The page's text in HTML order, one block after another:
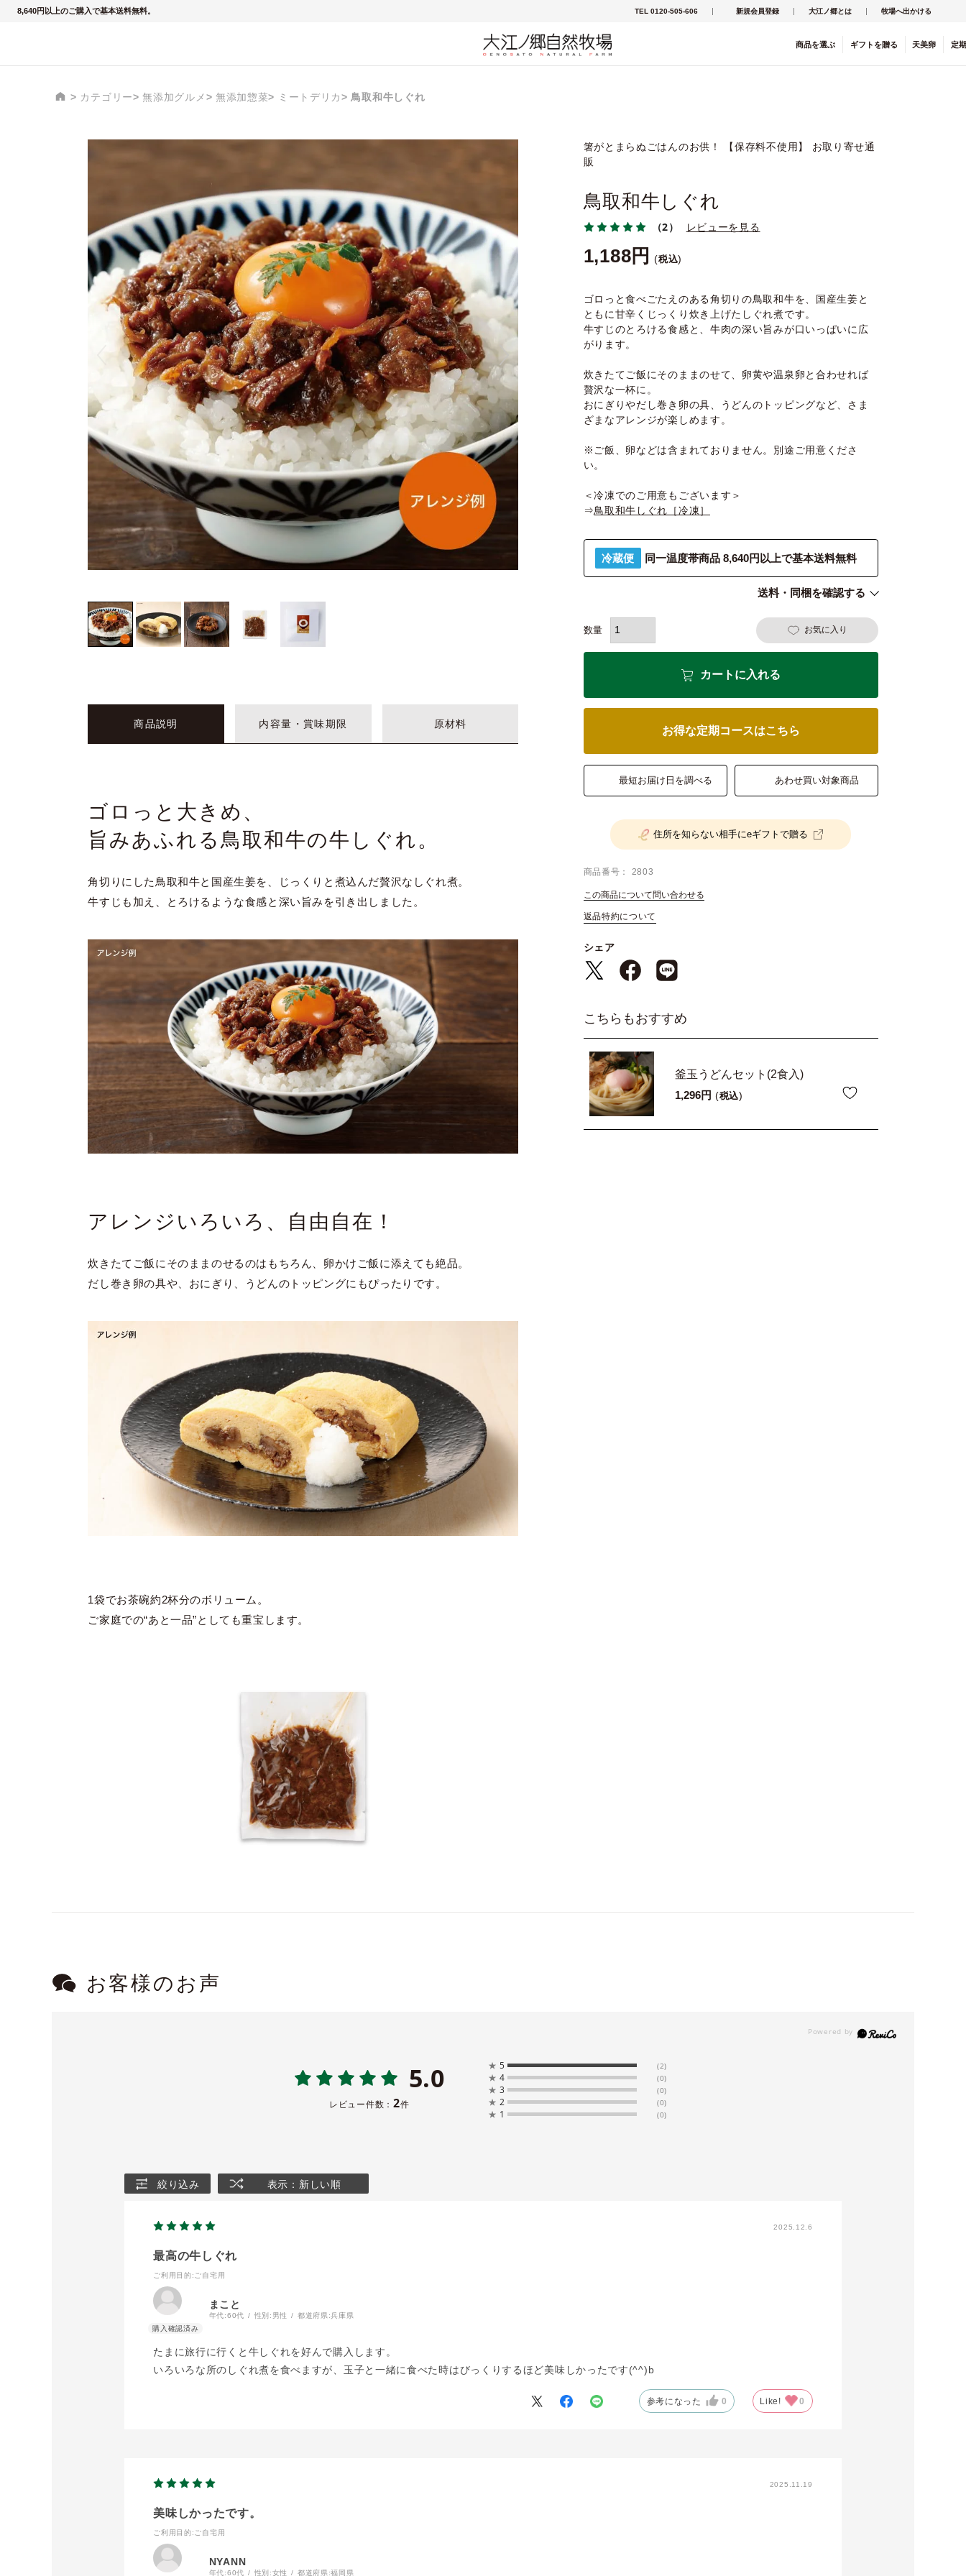
8,640円以上のご購入で基本送料無料。 TEL 0120-505-606 新規会員登録 大江ノ郷とは 牧場へ出かける
商品を選ぶ ギフト を贈る 天美卵 定
カテゴリー 無添加グルメ 無添加惣菜 ミートデリカ 鳥取和牛しぐれ
箸がとまらぬごはんのお供！ 【保存料不使用】 お取り寄せ通
販
鳥取和牛しぐれ
（2） レビューを見る
1,188 税込
ゴロっと食べごたえのある角切りの鳥取和牛を、国産生姜と
ともに甘辛くじっくり炊き上げたしぐれ煮です。
牛すじのとろける食感と、牛肉の深い旨みが口いっぱいに広
がります。
炊きたてご飯にそのままのせて、卵黄や温泉卵と合わせれば
贅沢な一杯に。
おにぎりやだし巻き卵の具、うどんのトッピングなど、さま
ざまなアレンジが楽しめます。
※ご飯、卵などは含まれておりません。別途ご用意くださ
い。
＜冷凍でのご用意もございます＞
⇒鳥取和牛しぐれ［冷凍］
冷蔵便 同一温度帯商品 8,640円以上で基本送料無料
送料・同梱を確認する
お気に入り
カートに入れる
お得な定期コースはこちら
最短お届け日を調べる あわせ買い対象商品
住所を知らない相手にeギフトで贈る
商品番号 2803
この商品について問い合わせる
返品特約について
シェア
こちらもおすすめ
釜玉うどんセット(2食入)
1,296
税込
商品説明 内容量・賞味期限 原材料
ゴロっと大きめ、
旨みあふれる鳥取和牛の牛しぐれ。
角切りにした鳥取和牛と国産生姜を、じっくりと煮込んだ贅沢なしぐれ煮。
牛すじも加え、とろけるような食感と深い旨みを引き出しました。
アレンジいろいろ、自由自在！
炊きたてご飯にそのままのせるのはもちろん、卵かけご飯に添えても絶品。
だし巻き卵の具や、おにぎり、うどんのトッピングにもぴったりです。
1袋でお茶碗約2杯分のボリューム。
ご家庭での“あと一品”としても重宝します。
お客様のお声
5.0
レビュー件数： 2件
★ 5 (2)
★ 4 (0)
★ 3 (0)
★ 2 (0)
★ 1 (0)
絞り込み 表示：新しい順
2025.12.6
最高の牛しぐれ
ご利用目的 :ご自宅用
まこと
年代:60代 性別: 男性 都道府県:兵庫県
たまに旅行に行くと牛しぐれを好んで購入します。
いろいろな所のしぐれ煮を食べますが、玉子と一緒に食べた時はびっくりするほど美味しかったです(^^)b
参考になった 0 Like! 0
2025.11.19
美味しかったです。
ご利用目的 :ご自宅用
NYANN
年代:60代 性別:女性 都道府県:福岡県